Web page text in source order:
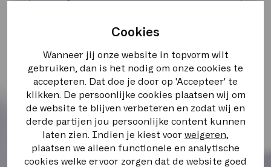
Cookies
Wanneer jij onze website in topvorm wilt
gebruiken, dan is het nodig om onze cookies te
accepteren. Dat doe je door op 'Accepteer' te
klikken. De persoonlijke cookies plaatsen wij om
de website te blijven verbeteren en zodat wij en
derde partijen jou persoonlijke content kunnen
laten zien. Indien je kiest voor weigeren
plaatsen we alleen functionele en analytische
cookies welke ervoor zorgen dat de website goed
Verplichte velden
Ik ga ermee akkoord dat Sewan contact met mij
opneemt voor informatie- en
marketingdoeleinden in overeenstemming met
het beleid inzake de bescherming van
persoonsgegevens*.